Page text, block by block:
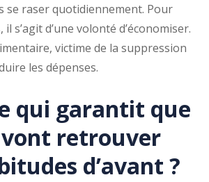
se raser quotidiennement. Pour
s’agit d’une volonté d’économiser.
victime de la suppression
les dépenses.
qui garantit que
vont retrouver
d’avant ?